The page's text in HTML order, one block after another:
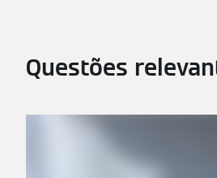
Questões